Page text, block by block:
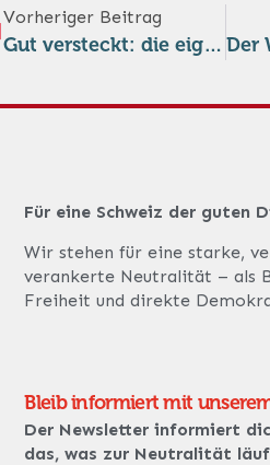
Vorheriger Beitrag
Gut versteckt: die eigentlichen Neuigkeiten
Für eine Schweiz der guten
Wir stehen für eine starke,
verankerte Neutralität – als
Freiheit und direkte
Bleib informiert mit
Der Newsletter informiert
das, was zur Neutralität